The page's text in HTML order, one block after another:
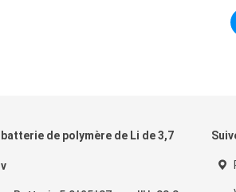
batterie de polymère de Li de 3,7
v